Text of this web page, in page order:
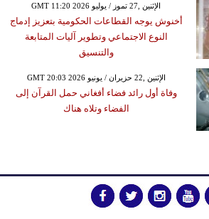
GMT 11:20 2026 الإثنين ,27 تموز / يوليو
أخنوش يوجه القطاعات الحكومية بتعزيز إدماج
النوع الاجتماعي وتطوير آليات المتابعة
والتنسيق
GMT 20:03 2026 الإثنين ,22 حزيران / يونيو
وفاة أول رائد فضاء أفغاني حمل القرآن إلى
الفضاء وتلاه هناك